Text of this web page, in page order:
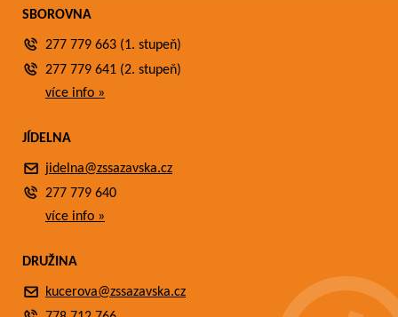
SBOROVNA
277 779 663 (1. stupeň)
277 779 641 (2. stupeň)
více info »
JÍDELNA
jidelna@zssazavska.cz
277 779 640
více info »
DRUŽINA
kucerova@zssazavska.cz